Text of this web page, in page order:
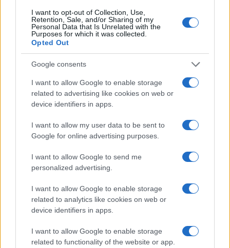
I want to opt-out of Collection, Use,
Retention, Sale, and/or Sharing of my
Personal Data that Is Unrelated with the
Purposes for which it was collected.
Opted Out
Google consents
I want to allow Google to enable storage
related to advertising like cookies on web or
device identifiers in apps.
I want to allow my user data to be sent to
Google for online advertising purposes.
I want to allow Google to send me
personalized advertising.
I want to allow Google to enable storage
related to analytics like cookies on web or
device identifiers in apps.
I want to allow Google to enable storage
related to functionality of the website or app.
L’ultima di Landini: l’Europa ci ha dato sanità e
pensioni
Ma non è tutto, purtroppo. L’invettiva ha chiamato
in causa un po’ tutto e tutti. Infatti Landini ha poi
parlato del fallimento della globalizzazione, che
ha avuto ripercussioni anche sugli Stati Uniti: «La
globalizzazioneha portato alla delocalizzazione
delle produzioni e alla finanziarizzazione
dell’economia, con un predominio della finanza
sugli Stati e sull’azione pubblica. Questo ha
lavoratori». Infine, dulcis in fundo, ha criticato la
visione della libertà che ha prevalso negli ultimi
sul mercato: «Questo concetto di libertà è